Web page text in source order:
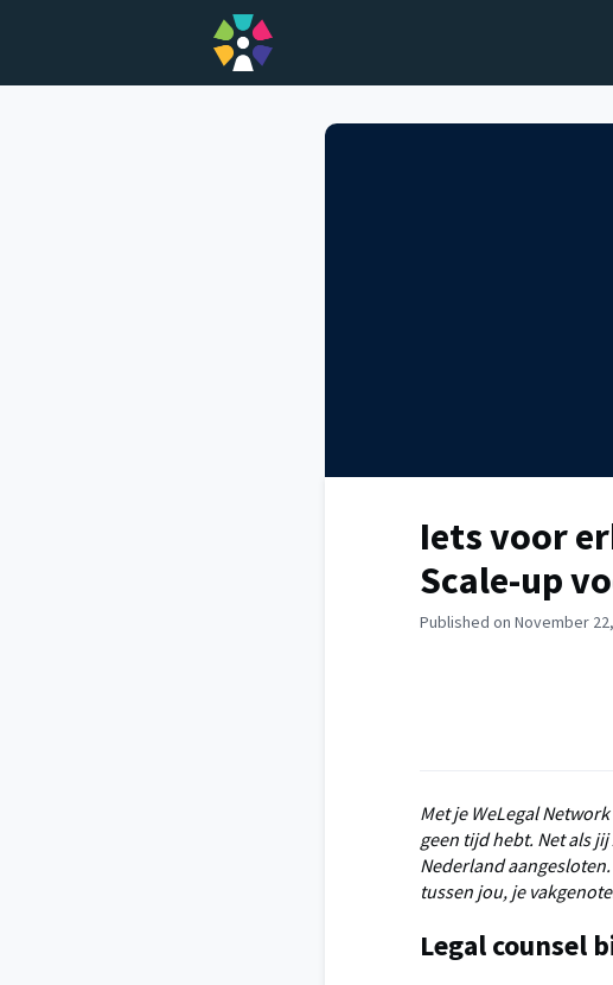
Iets voor
Scale-up
Published on November
Met je WeLegal
geen tijd hebt. Net als
Nederland
tussen jou, je
Legal counsel